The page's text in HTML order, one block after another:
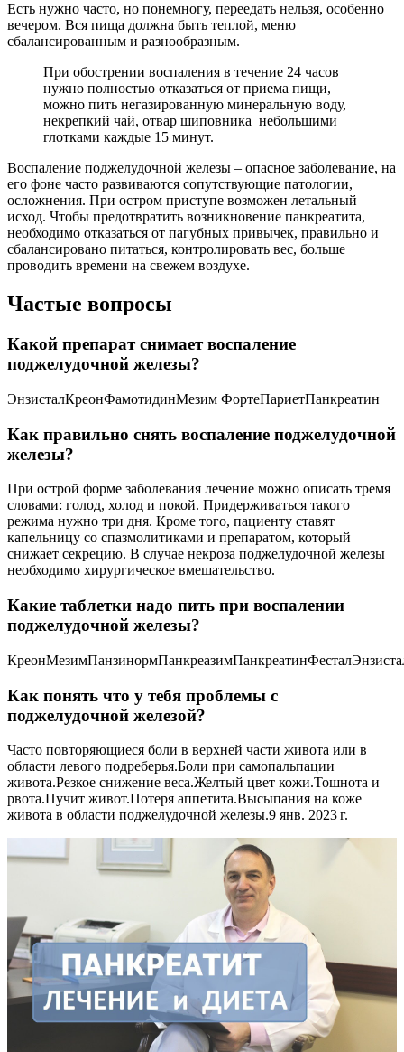
Есть нужно часто, но понемногу, переедать нельзя, особенно
вечером. Вся пища должна быть теплой, меню
сбалансированным и разнообразным.
При обострении воспаления в течение 24 часов
нужно полностью отказаться от приема пищи,
можно пить негазированную минеральную воду,
некрепкий чай, отвар шиповника небольшими
глотками каждые 15 минут.
Воспаление поджелудочной железы – опасное заболевание, на
его фоне часто развиваются сопутствующие патологии,
осложнения. При остром приступе возможен летальный
исход. Чтобы предотвратить возникновение панкреатита,
необходимо отказаться от пагубных привычек, правильно и
сбалансировано питаться, контролировать вес, больше
проводить времени на свежем воздухе.
Частые вопросы
Какой препарат снимает воспаление
поджелудочной железы?
ЭнзисталКреонФамотидинМезим ФортеПариетПанкреатин
Как правильно снять воспаление поджелудочной
железы?
При острой форме заболевания лечение можно описать тремя
словами: голод, холод и покой. Придерживаться такого
режима нужно три дня. Кроме того, пациенту ставят
капельницу со спазмолитиками и препаратом, который
снижает секрецию. В случае некроза поджелудочной железы
необходимо хирургическое вмешательство.
Какие таблетки надо пить при воспалении
поджелудочной железы?
Как понять что у тебя проблемы с
поджелудочной железой?
Часто повторяющиеся боли в верхней части живота или в
области левого подреберья.Боли при самопальпации
живота.Резкое снижение веса.Желтый цвет кожи.Тошнота и
рвота.Пучит живот.Потеря аппетита.Высыпания на коже
живота в области поджелудочной железы.9 янв. 2023 г.